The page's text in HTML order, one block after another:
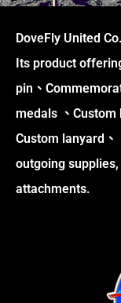
DoveFly United
Its product
pin、
medals 、Custom
Custom lanyard
outgoing
attachments.